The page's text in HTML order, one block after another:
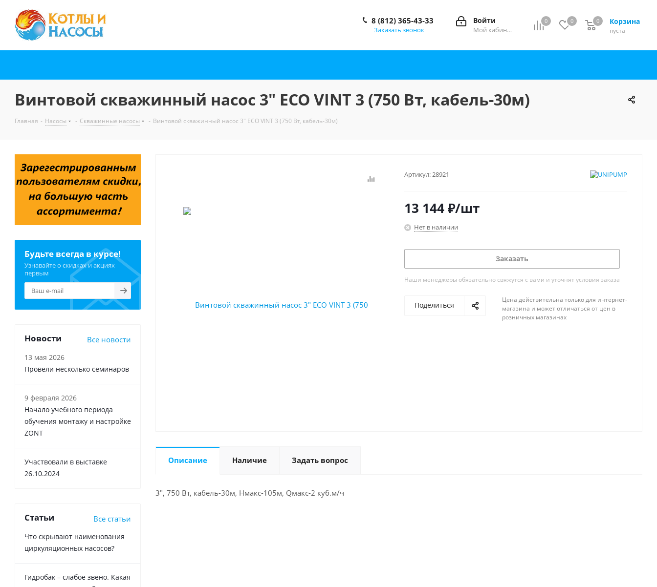
0 0 Корзина
0
пуста
0
Войти
Мой кабинет
8 (812) 365-43-33
Заказать звонок
Винтовой скважинный насос 3" ECO VINT 3 (750 Вт, кабель-30м)
Главная - Насосы - Скважинные насосы - Винтовой скважинный насос 3" ECO VINT 3 (750 Вт, кабель-30м)
Артикул:28921
13 144₽/шт
Нет в наличии
Заказать
Наши менеджеры обязательно свяжутся с вами и уточнят условия заказа
Поделиться
Цена действительна только для интернет-
магазина и может отличаться от цен в
розничных магазинах
Описание Наличие Задать вопрос
3", 750 Вт, кабель-30м, Нмакс-105м, Qмакс-2 куб.м/ч
Будьте всегда в курсе!
Узнавайте о скидках и акциях
первым
Новости Все новости
13 мая 2026
Провели несколько семинаров
9 февраля 2026
Начало учебного периода
обучения монтажу и настройке
ZONT
Участвовали в выставке
26.10.2024
Статьи Все статьи
Что скрывают наименования
циркуляционных насосов?
Гидробак – слабое звено. Какая